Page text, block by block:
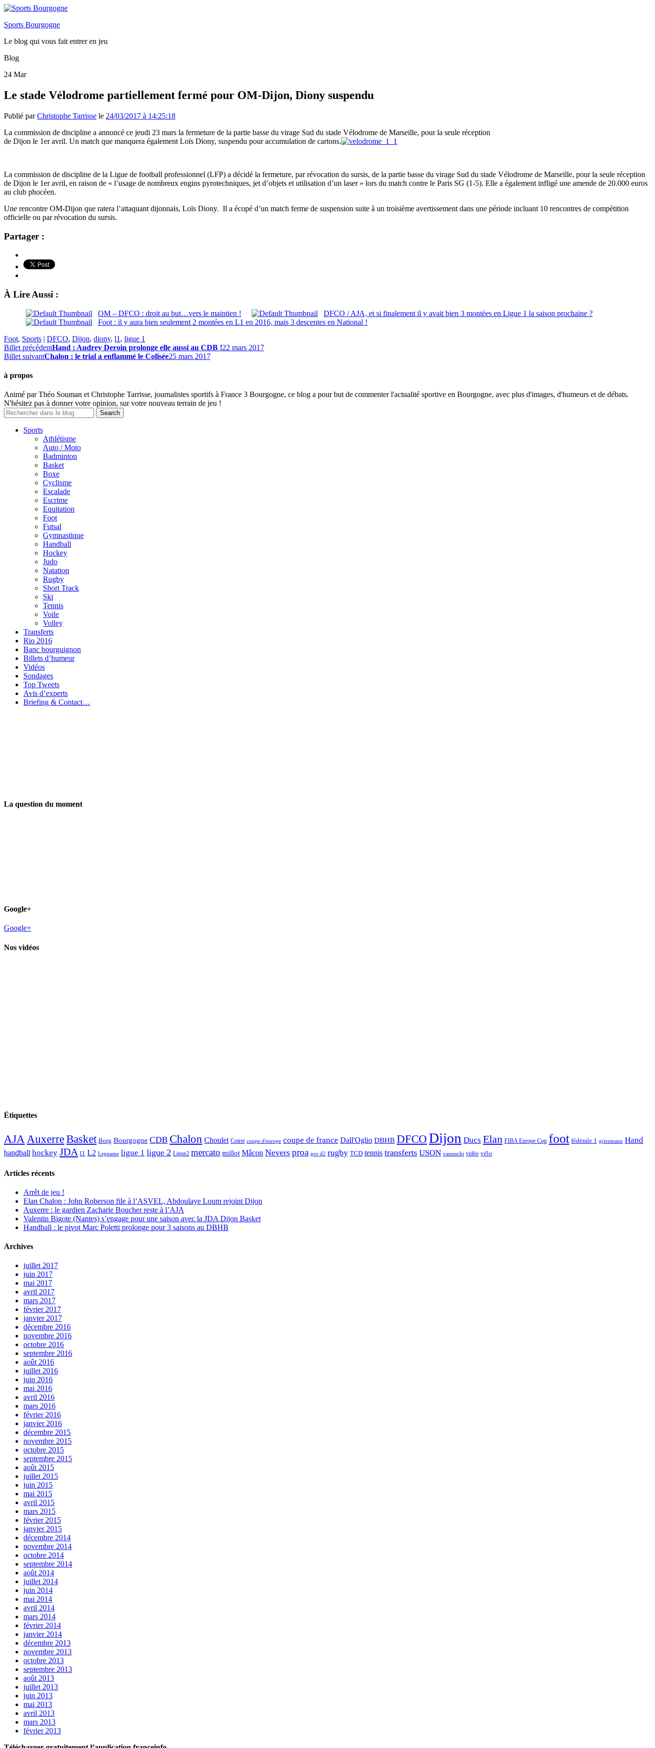
Sports Bourgogne
Le blog qui vous fait entrer en jeu
Blog
24 Mar
Le stade Vélodrome partiellement fermé pour OM-Dijon, Diony suspendu
Publié parChristophe Tarrisse le 24/03/2017 à 14:25:18
La commission de discipline a annoncé ce jeudi 23 mars la fermeture de la partie basse du virage Sud du stade Vélodrome de Marseille, pour la seule réception
de Dijon le 1er avril. Un match que manquera également Loïs Diony, suspendu pour accumulation de cartons.
La commission de discipline de la Ligue de football professionnel (LFP) a décidé la fermeture, par révocation du sursis, de la partie basse du virage Sud du stade Vélodrome de Marseille, pour la seule réception
de Dijon le 1er avril, en raison de « l’usage de nombreux engins pyrotechniques, jet d’objets et utilisation d’un laser » lors du match contre le Paris SG (1-5). Elle a également infligé une amende de 20.000 euros
au club phocéen.
Une rencontre OM-Dijon que ratera l’attaquant dijonnais, Loïs Diony. Il a écopé d’un match ferme de suspension suite à un troisième avertissement dans une période incluant 10 rencontres de compétition
officielle ou par révocation du sursis.
Partager :
À Lire Aussi :
OM – DFCO : droit au but…vers le maintien !
DFCO / AJA, et si finalement il y avait bien 3 montées en Ligue 1 la saison prochaine ?
Foot : il y aura bien seulement 2 montées en L1 en 2016, mais 3 descentes en National !
Foot, Sports | DFCO, Dijon, diony, l1 , ligue 1
Billet précédentHand : Audrey Deroin prolonge elle aussi au CDB !22 mars 2017
Billet suivantChalon : le trial a enflammé le Colisée25 mars 2017
à propos
Animé par Théo Souman et Christophe Tarrisse, journalistes sportifs à France 3 Bourgogne, ce blog a pour but de commenter l'actualité sportive en Bourgogne, avec plus d'images, d'humeurs et de débats.
N'hésitez pas à donner votre opinion, sur votre nouveau terrain de jeu !
Sports
Athlétisme
Auto / Moto
Badminton
Basket
Boxe
Cyclisme
Escalade
Escrime
Equitation
Foot
Futsal
Gymnastique
Handball
Hockey
Judo
Natation
Rugby
Short Track
Ski
Tennis
Voile
Volley
Transferts
Rio 2016
Banc bourguignon
Billets d’humeur
Vidéos
Sondages
Top Tweets
Avis d’experts
Briefing & Contact…
La question du moment
Google+
Google+
Nos vidéos
Étiquettes
AJAAuxerreBasket Borg Bourgogne CDB Chalon Choulet Cotret coupe d'europe coupe de france Dall'Oglio DBHB DFCODijon Ducs Elan FIBA Europe Cup foot fédérale 1 griezmann Hand
handball hockey JDA l1 L2 Legname ligue 1 ligue 2 Ligue2 mercato millot Mâcon Nevers proa pro d2 rugby TCD tennis transferts USON vannuchi vidéo vélo
Articles récents
Arrêt de jeu !
Elan Chalon : John Roberson file à l’ASVEL, Abdoulaye Loum rejoint Dijon
Auxerre : le gardien Zacharie Boucher reste à l’AJA
Valentin Bigote (Nantes) s’engage pour une saison avec la JDA Dijon Basket
Handball : le pivot Marc Poletti prolonge pour 3 saisons au DBHB
Archives
juillet 2017
juin 2017
mai 2017
avril 2017
mars 2017
février 2017
janvier 2017
décembre 2016
novembre 2016
octobre 2016
septembre 2016
août 2016
juillet 2016
juin 2016
mai 2016
avril 2016
mars 2016
février 2016
janvier 2016
décembre 2015
novembre 2015
octobre 2015
septembre 2015
août 2015
juillet 2015
juin 2015
mai 2015
avril 2015
mars 2015
février 2015
janvier 2015
décembre 2014
novembre 2014
octobre 2014
septembre 2014
août 2014
juillet 2014
juin 2014
mai 2014
avril 2014
mars 2014
février 2014
janvier 2014
décembre 2013
novembre 2013
octobre 2013
septembre 2013
août 2013
juillet 2013
juin 2013
mai 2013
avril 2013
mars 2013
février 2013